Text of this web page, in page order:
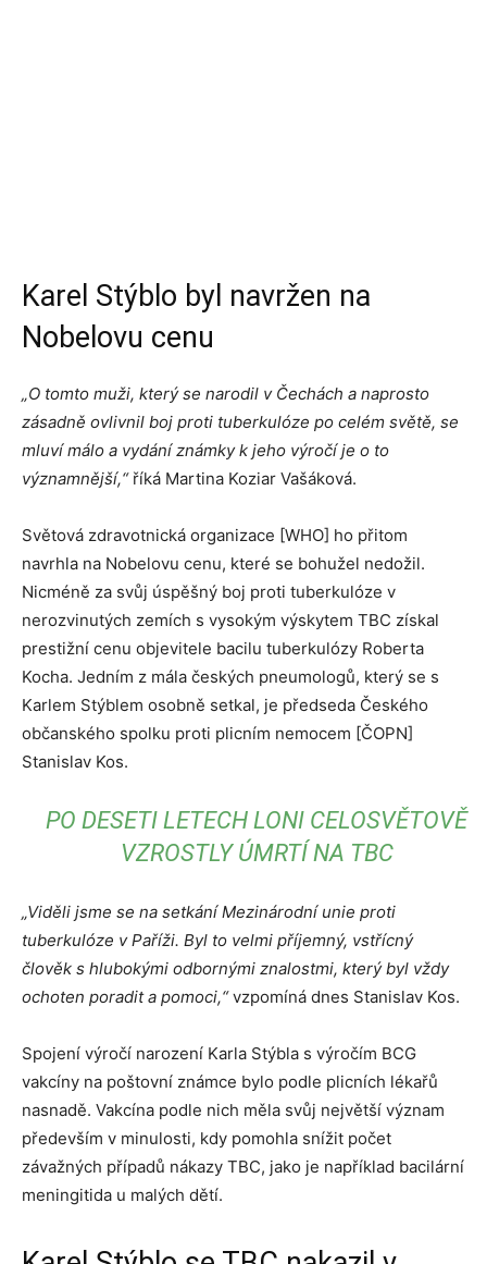
Karel Stýblo byl navržen na
Nobelovu cenu
„O tomto muži, který se narodil v Čechách a naprosto
zásadně ovlivnil boj proti tuberkulóze po celém světě, se
mluví málo a vydání známky k jeho výročí je o to
významnější,“ říká Martina Koziar Vašáková.
Světová zdravotnická organizace [WHO] ho přitom
navrhla na Nobelovu cenu, které se bohužel nedožil.
Nicméně za svůj úspěšný boj proti tuberkulóze v
nerozvinutých zemích s vysokým výskytem TBC získal
prestižní cenu objevitele bacilu tuberkulózy Roberta
Kocha. Jedním z mála českých pneumologů, který se s
Karlem Stýblem osobně setkal, je předseda Českého
občanského spolku proti plicním nemocem [ČOPN]
Stanislav Kos.
PO DESETI LETECH LONI CELOSVĚTOVĚ
VZROSTLY ÚMRTÍ NA TBC
„Viděli jsme se na setkání Mezinárodní unie proti
tuberkulóze v Paříži. Byl to velmi příjemný, vstřícný
člověk s hlubokými odbornými znalostmi, který byl vždy
ochoten poradit a pomoci,“vzpomíná dnes Stanislav Kos.
Spojení výročí narození Karla Stýbla s výročím BCG
vakcíny na poštovní známce bylo podle plicních lékařů
nasnadě. Vakcína podle nich měla svůj největší význam
především v minulosti, kdy pomohla snížit počet
závažných případů nákazy TBC, jako je například bacilární
meningitida u malých dětí.